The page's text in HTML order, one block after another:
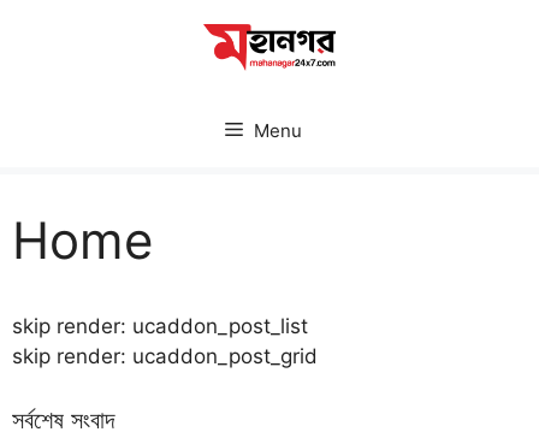
Menu
Home
skip render: ucaddon_post_list
skip render: ucaddon_post_grid
সর্বশেষ সংবাদ